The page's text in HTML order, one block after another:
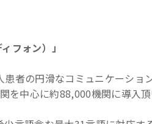
フォン）」
者の円滑なコミュニケーショ
を中心に約88,000機関に導入頂